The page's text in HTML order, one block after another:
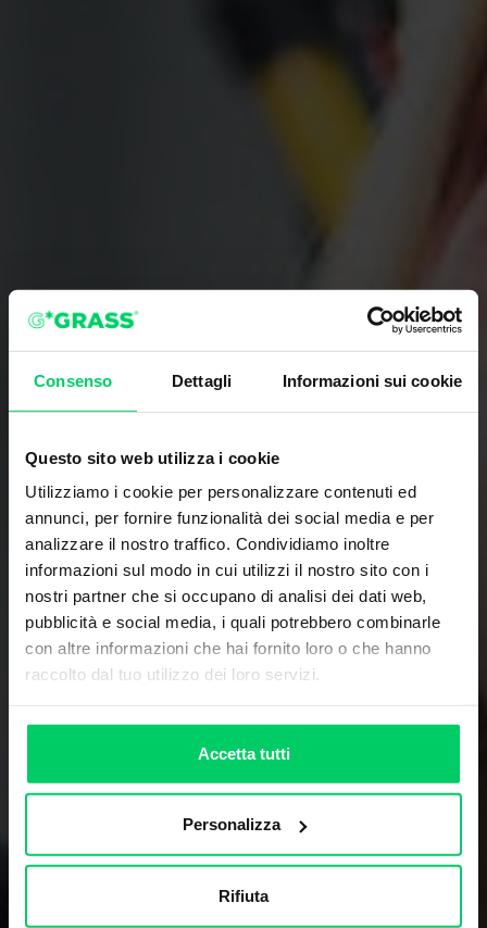
Consenso Dettagli Informazioni sui cookie
Questo sito web utilizza i cookie
Utilizziamo i cookie per personalizzare contenuti ed
annunci, per fornire funzionalità dei social media e per
analizzare il nostro traffico. Condividiamo inoltre
informazioni sul modo in cui utilizzi il nostro sito con i
nostri partner che si occupano di analisi dei dati web,
pubblicità e social media, i quali potrebbero combinarle
con altre informazioni che hai fornito loro o che hanno
raccolto dal tuo utilizzo dei loro servizi.
Accetta tutti
Personalizza
Rifiuta